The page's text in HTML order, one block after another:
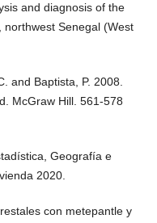
and diagnosis of the
Senegal (West
and Baptista, P. 2008.
McGraw Hill. 561-578
Geografía e
2020.
con metepantle y